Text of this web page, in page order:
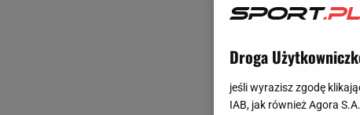
Droga
jeśli wyrazisz zgodę
IAB, jak również Agora